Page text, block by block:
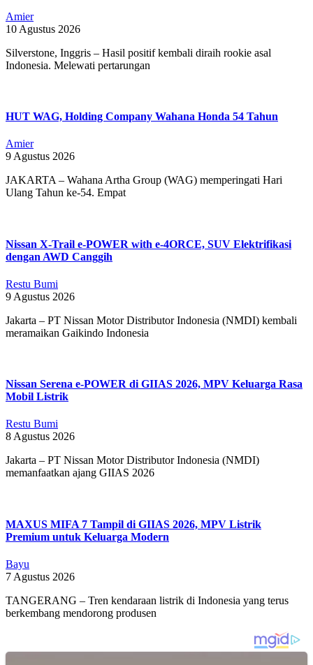
Amier
10 Agustus 2026
Silverstone, Inggris – Hasil positif kembali diraih rookie asal
Indonesia. Melewati pertarungan
HUT WAG, Holding Company Wahana Honda 54 Tahun
Amier
9 Agustus 2026
JAKARTA – Wahana Artha Group (WAG) memperingati Hari
Ulang Tahun ke-54. Empat
Nissan X-Trail e-POWER with e-4ORCE, SUV Elektrifikasi
dengan AWD Canggih
Restu Bumi
9 Agustus 2026
Jakarta – PT Nissan Motor Distributor Indonesia (NMDI) kembali
meramaikan Gaikindo Indonesia
Nissan Serena e-POWER di GIIAS 2026, MPV Keluarga Rasa
Mobil Listrik
Restu Bumi
8 Agustus 2026
Jakarta – PT Nissan Motor Distributor Indonesia (NMDI)
memanfaatkan ajang GIIAS 2026
MAXUS MIFA 7 Tampil di GIIAS 2026, MPV Listrik
Premium untuk Keluarga Modern
Bayu
7 Agustus 2026
TANGERANG – Tren kendaraan listrik di Indonesia yang terus
berkembang mendorong produsen